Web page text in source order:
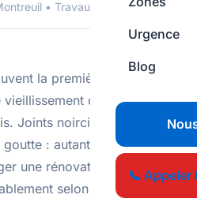
Urgence
Blog
📞 Appeler
• Travaux
la première pièce à
dans les
Joints noircis, carrelage
: autant de signaux
une rénovation. Le
selon l'ampleur